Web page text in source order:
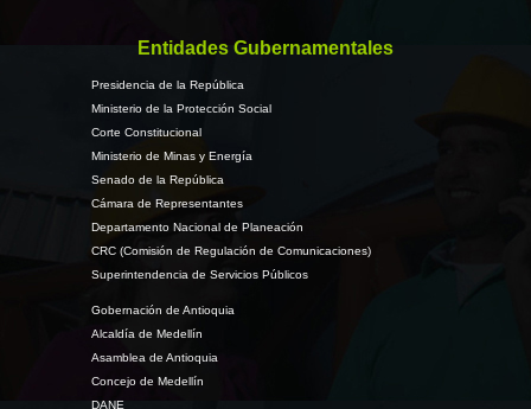
Entidades Gubernamentales
Presidencia de la República
Ministerio de la Protección Social
Corte Constitucional
Ministerio de Minas y Energía
Senado de la República
Cámara de Representantes
Departamento Nacional de Planeación
CRC (Comisión de Regulación de Comunicaciones)
Superintendencia de Servicios Públicos
Gobernación de Antioquia
Alcaldía de Medellín
Asamblea de Antioquia
Concejo de Medellín
DANE